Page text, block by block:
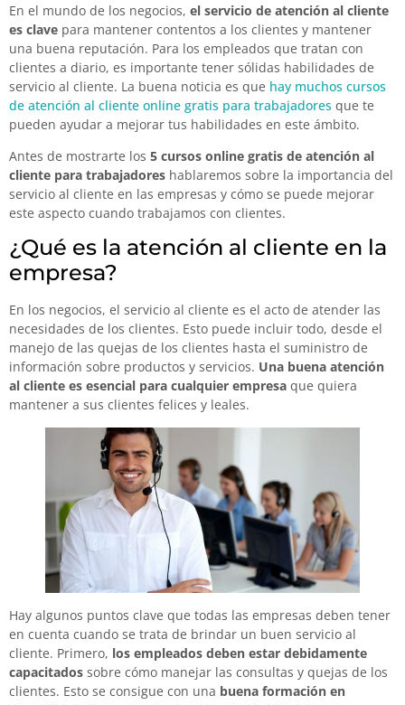
En el mundo de los negocios, el servicio de atención al cliente
es clave para mantener contentos a los clientes y mantener
una buena reputación. Para los empleados que tratan con
clientes a diario, es importante tener sólidas habilidades de
servicio al cliente. La buena noticia es que hay muchos cursos
de atención al cliente online gratis para trabajadores que te
pueden ayudar a mejorar tus habilidades en este ámbito.
Antes de mostrarte los 5 cursos online gratis de atención al
cliente para trabajadores hablaremos sobre la importancia del
servicio al cliente en las empresas y cómo se puede mejorar
este aspecto cuando trabajamos con clientes.
¿Qué es la atención al cliente en la
empresa?
En los negocios, el servicio al cliente es el acto de atender las
necesidades de los clientes. Esto puede incluir todo, desde el
manejo de las quejas de los clientes hasta el suministro de
información sobre productos y servicios. Una buena atención
al cliente es esencial para cualquier empresa que quiera
mantener a sus clientes felices y leales.
Hay algunos puntos clave que todas las empresas deben tener
en cuenta cuando se trata de brindar un buen servicio al
cliente. Primero, los empleados deben estar debidamente
capacitados sobre cómo manejar las consultas y quejas de los
clientes. Esto se consigue con una buena formación en